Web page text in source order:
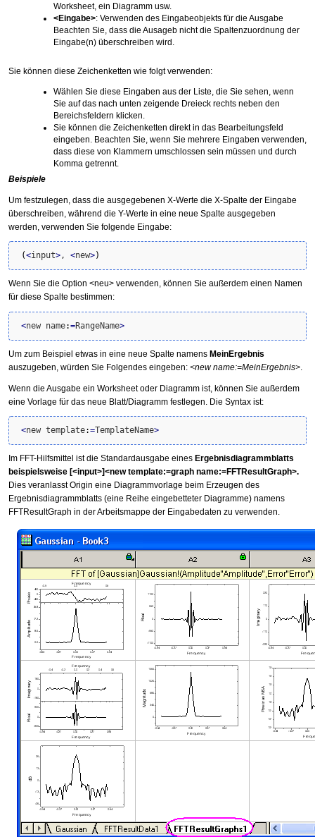
Worksheet, ein Diagramm usw.
<Eingabe>: Verwenden des Eingabeobjekts für die Ausgabe
Beachten Sie, dass die Ausageb nicht die Spaltenzuordnung der
Eingabe(n) überschreiben wird.
Sie können diese Zeichenketten wie folgt verwenden:
Wählen Sie diese Eingaben aus der Liste, die Sie sehen, wenn
Sie auf das nach unten zeigende Dreieck rechts neben den
Bereichsfeldern klicken.
Sie können die Zeichenketten direkt in das Bearbeitungsfeld
eingeben. Beachten Sie, wenn Sie mehrere Eingaben verwenden,
dass diese von Klammern umschlossen sein müssen und durch
Komma getrennt.
Beispiele
Um festzulegen, dass die ausgegebenen X-Werte die X-Spalte der Eingabe
überschreiben, während die Y-Werte in eine neue Spalte ausgegeben
werden, verwenden Sie folgende Eingabe:
(<input>, <new>)
Wenn Sie die Option <neu> verwenden, können Sie außerdem einen Namen
für diese Spalte bestimmen:
<new name:=RangeName>
Um zum Beispiel etwas in eine neue Spalte namens MeinErgebnis
auszugeben, würden Sie Folgendes eingeben: <new name:=MeinErgebnis>.
Wenn die Ausgabe ein Worksheet oder Diagramm ist, können Sie außerdem
eine Vorlage für das neue Blatt/Diagramm festlegen. Die Syntax ist:
<new template:=TemplateName>
Im FFT-Hilfsmittel ist die Standardausgabe eines Ergebnisdiagrammblatts
beispielsweise [<input>]<new template:=graph name:=FFTResultGraph>.
Dies veranlasst Origin eine Diagrammvorlage beim Erzeugen des
Ergebnisdiagrammblatts (eine Reihe eingebetteter Diagramme) namens
FFTResultGraph in der Arbeitsmappe der Eingabedaten zu verwenden.